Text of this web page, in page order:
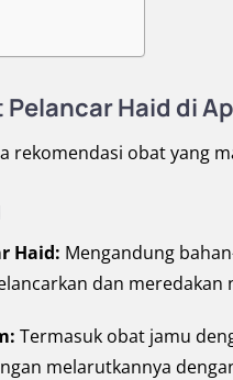
Haid di
rekomendasi obat yang
Haid: Mengandung
dan meredakan
Termasuk obat jamu
melarutkannya